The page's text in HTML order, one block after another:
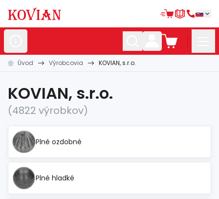
Nerezovépolotovary
Kované polotovary
Zábradlia amadlá
Bránovésystémy
Automatizácia
Dom, dielňa,
Úvod Výrobcovia KOVIAN, s.r.o.
KOVIAN, s.r.o.
(4822 výrobkov)
Plné ozdobné
Plné hladké